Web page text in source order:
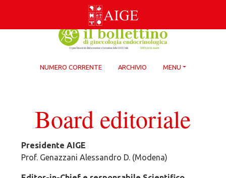
NUMERO CORRENTE ARCHIVIO MENU
Board editoriale
Presidente AIGE
Prof. Genazzani Alessandro D. (Modena)